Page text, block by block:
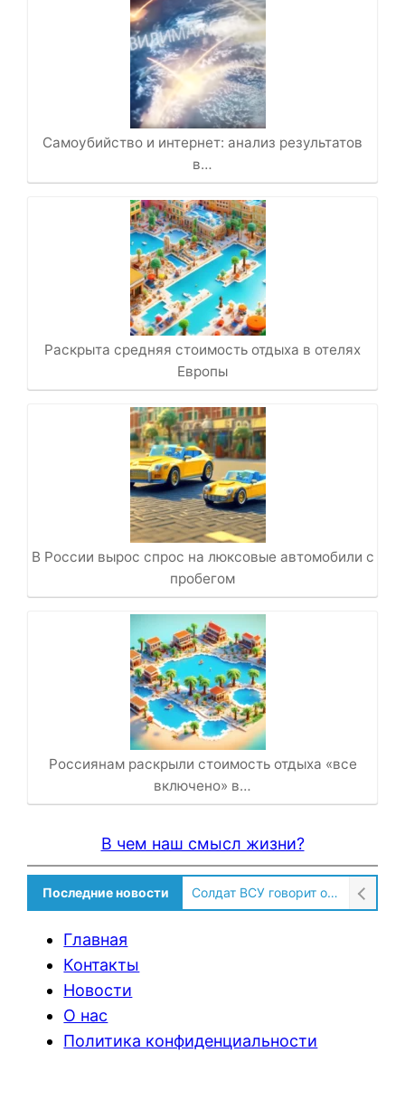
Самоубийство и интернет: анализ результатов
в…
Раскрыта средняя стоимость отдыха в отелях
Европы
В России вырос спрос на люксовые автомобили с
пробегом
Россиянам раскрыли стоимость отдыха «все
включено» в…
В чем наш смысл жизни?
Последние новости Солдат ВСУ говорит о том, чтобы продавали топливо для ремонта техники в Угледаре
Главная
Контакты
Новости
О нас
Политика конфиденциальности